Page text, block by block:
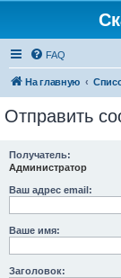
FAQ
На главную
Отправить
Получатель:
Администратор
Ваш адрес email:
Ваше имя:
Заголовок: